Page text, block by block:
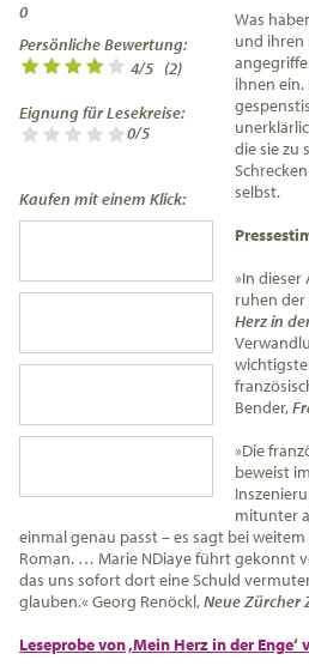
0
Persönliche Bewertung:
4/5 (2)
Eignung für Lesekreise:
0/5
Kaufen mit einem Klick:
Was
und ihren
ihnen
die sie zu
selbst.
»In
ruhen
Herz in
Bender,
»Die
beweist
mitunter
einmal genau passt – es sagt bei
Roman. … Marie NDiaye führt gekonnt
das uns sofort dort eine Schuld
glauben.«Georg Renöckl,Neue Zürcher
Leseprobe von ‚Mein Herz in der Enge‘